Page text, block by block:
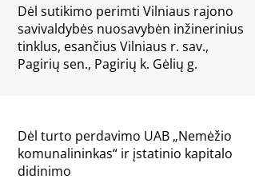
Dėl sutikimo perimti Vilniaus rajono
savivaldybės nuosavybėn inžinerinius
tinklus, esančius Vilniaus r. sav.,
Pagirių sen., Pagirių k. Gėlių g.
Dėl turto perdavimo UAB „Nemėžio
komunalininkas“ ir įstatinio kapitalo
didinimo